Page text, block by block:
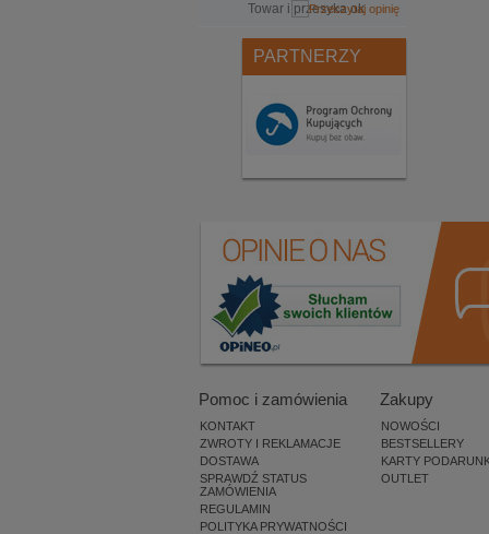
Towar i przesyka ok
PARTNERZY
Pomoc i zamówienia
KONTAKT
ZWROTY I REKLAMACJE
DOSTAWA
SPRAWDŹ STATUS
ZAMÓWIENIA
REGULAMIN
POLITYKA PRYWATNOŚCI
Zakupy
NOWOŚCI
BESTSELLERY
KARTY
OUTLET